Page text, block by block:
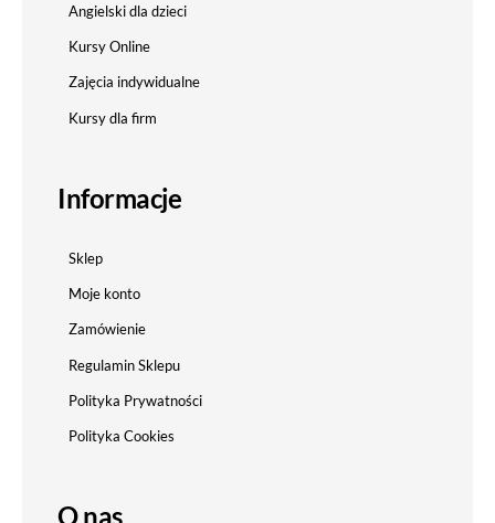
Angielski dla dzieci
Kursy Online
Zajęcia indywidualne
Kursy dla firm
Informacje
Sklep
Moje konto
Zamówienie
Regulamin Sklepu
Polityka Prywatności
Polityka Cookies
O nas